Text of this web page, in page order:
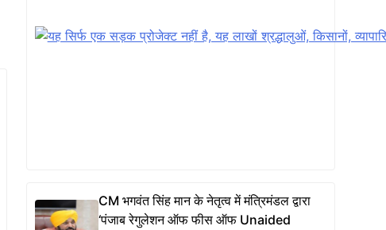
CM भगवंत सिंह मान के नेतृत्व में मंत्रिमंडल द्वारा
‘पंजाब रेगुलेशन ऑफ फीस ऑफ Unaided